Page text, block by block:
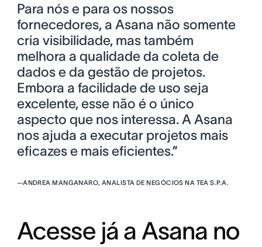
Para nós e para os nossos
fornecedores, a Asana não somente
cria visibilidade, mas também
melhora a qualidade da coleta de
dados e da gestão de projetos.
Embora a facilidade de uso seja
excelente, esse não é o único
aspecto que nos interessa. A Asana
nos ajuda a executar projetos mais
eficazes e mais eficientes.”
—ANDREA MANGANARO, ANALISTA DE NEGÓCIOS NA TEA S.P.A.
Acesse já a Asana no